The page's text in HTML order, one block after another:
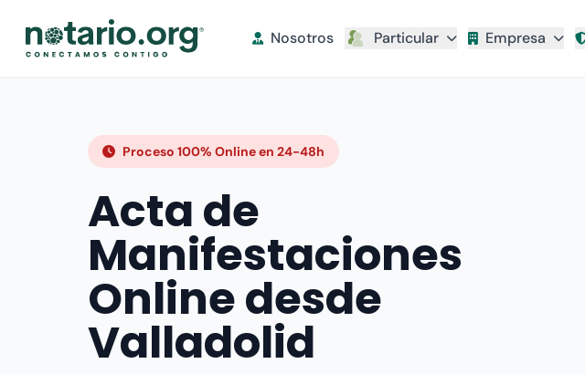
Nosotros Particular Empresa
Proceso 100% Online en 24-48h
Acta de
Manifestaciones
Online desde
Valladolid